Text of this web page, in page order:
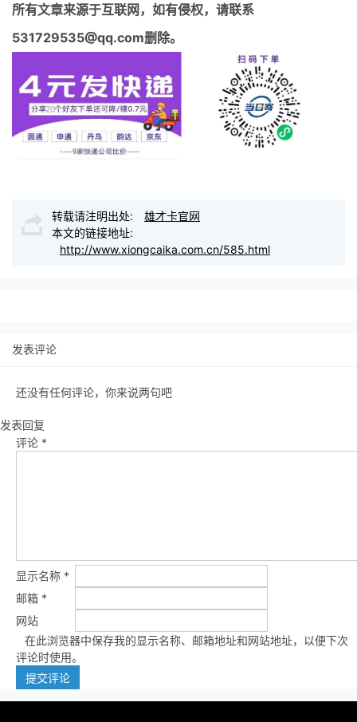
所有文章来源于互联网，如有侵权，请联系
531729535@qq.com删除。
转载请注明出处:
雄才卡官网
本文的链接地址:
http://www.xiongcaika.com.cn/585.html
发表评论
还没有任何评论，你来说两句吧
发表回复
评论 *
显示名称 *
邮箱 *
网站
在此浏览器中保存我的显示名称、邮箱地址和网站地址，以便下次
评论时使用。